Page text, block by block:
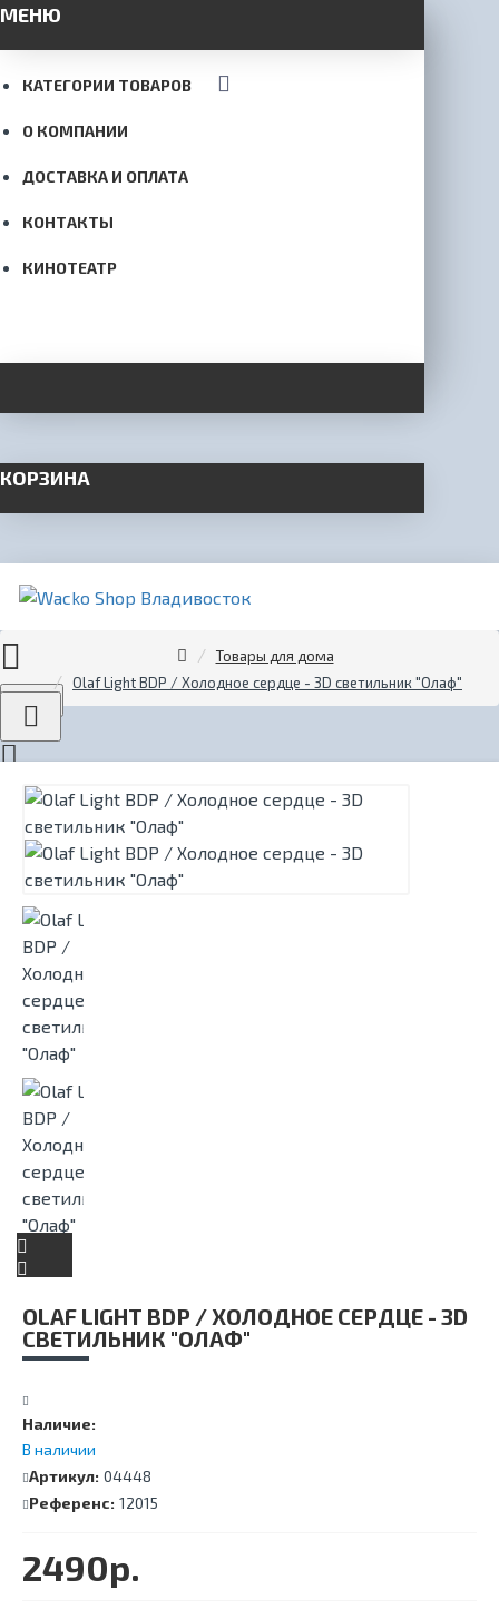
МЕНЮ
КАТЕГОРИИ ТОВАРОВ
О КОМПАНИИ
ДОСТАВКА И ОПЛАТА
КОНТАКТЫ
КИНОТЕАТР
КОРЗИНА
Menu
Товары для дома
Olaf Light BDP / Холодное сердце - 3D светильник "Олаф"
OLAF LIGHT BDP / ХОЛОДНОЕ СЕРДЦЕ - 3D
СВЕТИЛЬНИК "ОЛАФ"
Наличие:
В наличии
Артикул: 04448
Референс: 12015
2490р.